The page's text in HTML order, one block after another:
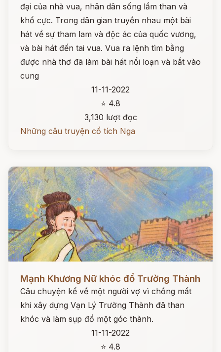
đại của nhà vua, nhân dân sống lầm than và
khổ cực. Trong dân gian truyền nhau một bài
hát về sự tham lam và độc ác của quốc vương,
và bài hát đến tai vua. Vua ra lệnh tìm bằng
được nhà thơ đã làm bài hát nổi loạn và bắt vào
cung
11-11-2022
⭐ 4.8
3,130 lượt đọc
Những câu truyện cổ tích Nga
Mạnh Khương Nữ khóc đổ Trường Thành
Câu chuyện kể về một người vợ vì chồng mất
khi xây dựng Vạn Lý Trường Thành đã than
khóc và làm sụp đổ một góc thành.
11-11-2022
⭐ 4.8